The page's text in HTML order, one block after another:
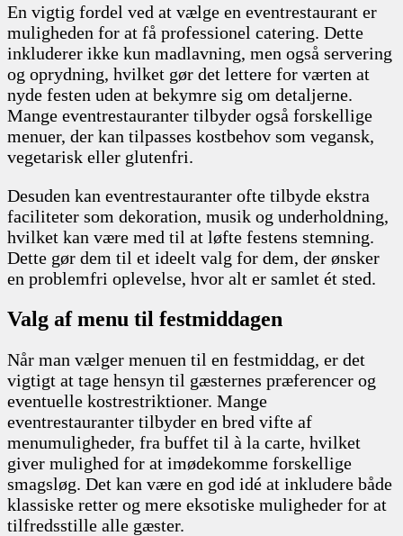
En vigtig fordel ved at vælge en eventrestaurant er
muligheden for at få professionel catering. Dette
inkluderer ikke kun madlavning, men også servering
og oprydning, hvilket gør det lettere for værten at
nyde festen uden at bekymre sig om detaljerne.
Mange eventrestauranter tilbyder også forskellige
menuer, der kan tilpasses kostbehov som vegansk,
vegetarisk eller glutenfri.
Desuden kan eventrestauranter ofte tilbyde ekstra
faciliteter som dekoration, musik og underholdning,
hvilket kan være med til at løfte festens stemning.
Dette gør dem til et ideelt valg for dem, der ønsker
en problemfri oplevelse, hvor alt er samlet ét sted.
Valg af menu til festmiddagen
Når man vælger menuen til en festmiddag, er det
vigtigt at tage hensyn til gæsternes præferencer og
eventuelle kostrestriktioner. Mange
eventrestauranter tilbyder en bred vifte af
menumuligheder, fra buffet til à la carte, hvilket
giver mulighed for at imødekomme forskellige
smagsløg. Det kan være en god idé at inkludere både
klassiske retter og mere eksotiske muligheder for at
tilfredsstille alle gæster.